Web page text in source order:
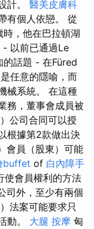
計。 醫美皮膚科
有個人依戀。 從
，他在巴拉頓湖
- 以前已通過Le
的話題 - 在Füred
任意的隱喻，而
械系統。 在這種
務，董事會成員被
公司合同可以授
根據第2款做出決
會員（股東）可能
buffet of 白內障手
使會員權利的方法
司外，至少有兩個
法案可能要求只
動。 大腿 按摩 匈